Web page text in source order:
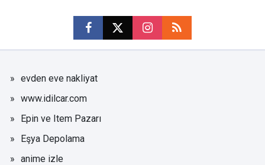
evden eve nakliyat
www.idilcar.com
Epin ve Item Pazarı
Eşya Depolama
anime izle